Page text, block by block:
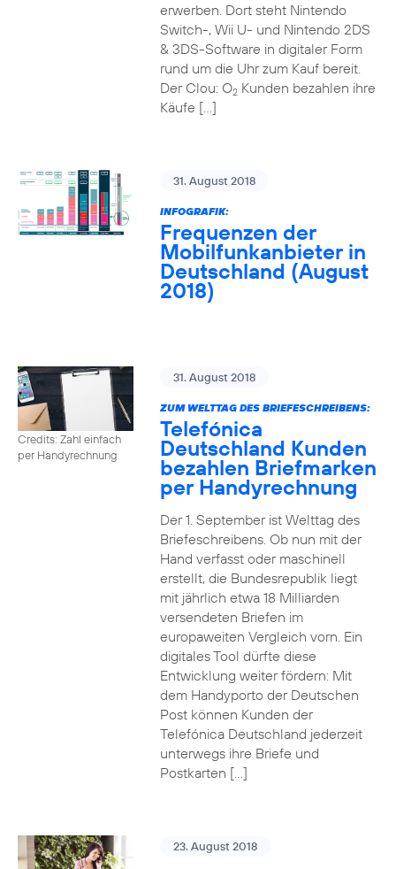
erwerben. Dort steht Nintendo
Switch-, Wii U- und Nintendo 2DS
& 3DS-Software in digitaler Form
rund um die Uhr zum Kauf bereit.
Der Clou: O2Kunden bezahlen ihre
Käufe […]
31. August 2018
INFOGRAFIK:
Frequenzen der
Mobilfunkanbieter in
Deutschland (August
2018)
Credits: Zahl einfach
per Handyrechnung
31. August 2018
ZUM WELTTAG DES BRIEFESCHREIBENS:
Telefónica
Deutschland Kunden
bezahlen Briefmarken
per Handyrechnung
Der 1. September ist Welttag des
Briefeschreibens. Ob nun mit der
Hand verfasst oder maschinell
erstellt, die Bundesrepublik liegt
mit jährlich etwa 18 Milliarden
versendeten Briefen im
europaweiten Vergleich vorn. Ein
digitales Tool dürfte diese
Entwicklung weiter fördern: Mit
dem Handyporto der Deutschen
Post können Kunden der
Telefónica Deutschland jederzeit
unterwegs ihre Briefe und
Postkarten […]
23. August 2018